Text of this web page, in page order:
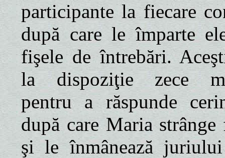
participante la fiecare
după care le împarte
fişele de întrebări.
la dispoziţie zece
pentru a răspunde
după care Maria strânge
şi le înmânează